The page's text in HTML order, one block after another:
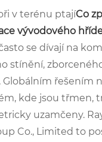
v terénu ptajíCo
vývodového
se dívají na
stínění,
Globálním řešením
kde jsou třmen,
uzamčeny.
Co., Limited to